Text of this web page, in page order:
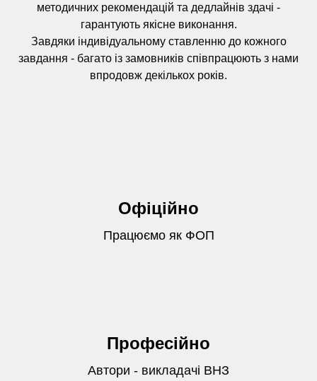
методичних рекомендацій та дедлайнів здачі -
гарантують якісне виконання.
Завдяки індивідуальному ставленню до кожного
завдання - багато із замовників співпрацюють з нами
впродовж декількох років.
Офіційно
Працюємо як ФОП
Професійно
Автори - викладачі ВНЗ